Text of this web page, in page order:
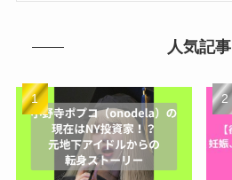
人気記事